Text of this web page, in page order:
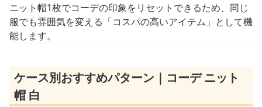
ニット帽1枚でコーデの印象をリセットできるため、同じ
服でも雰囲気を変える「コスパの高いアイテム」として機
能します。
ケース別おすすめパターン｜コーデ ニット
帽 白